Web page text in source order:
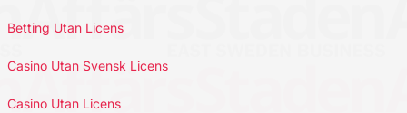
Betting Utan Licens
Casino Utan Svensk Licens
Casino Utan Licens